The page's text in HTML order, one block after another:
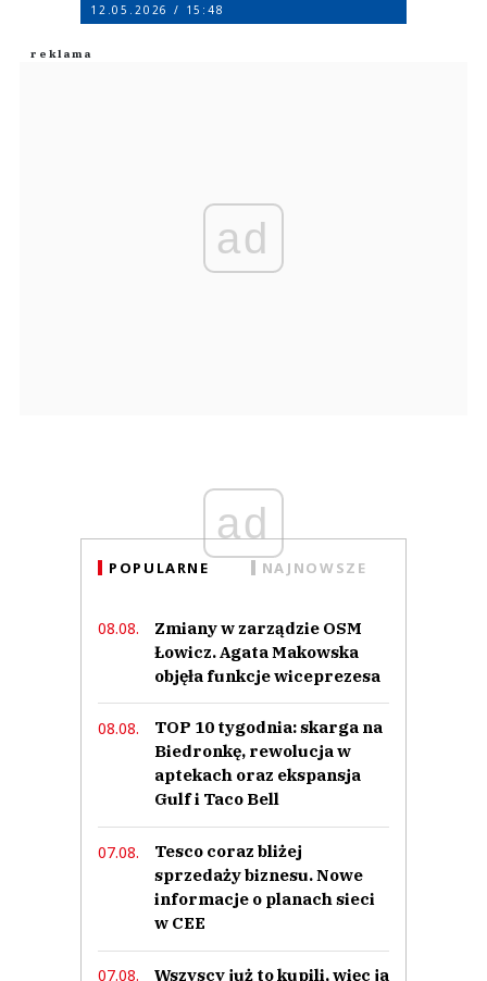
12.05.2026 / 15:48
ad
ad
POPULARNE NAJNOWSZE
08.08.
Zmiany w zarządzie OSM
Łowicz. Agata Makowska
objęła funkcje wiceprezesa
08.08.
TOP 10 tygodnia: skarga na
Biedronkę, rewolucja w
aptekach oraz ekspansja
Gulf i Taco Bell
07.08.
Tesco coraz bliżej
sprzedaży biznesu. Nowe
informacje o planach sieci
w CEE
07.08. Wszyscy już to kupili, więc ja